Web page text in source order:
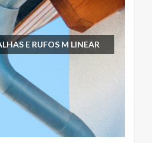
E RUFOS M LINEAR